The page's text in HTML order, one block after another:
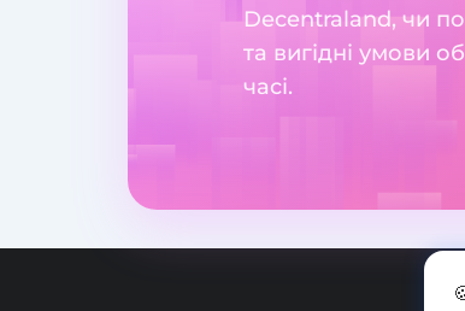
Decentraland, чи
та вигідні умови
часі.